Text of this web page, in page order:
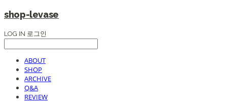
shop-levase
LOG IN 로그인
ABOUT
SHOP
ARCHIVE
Q&A
REVIEW